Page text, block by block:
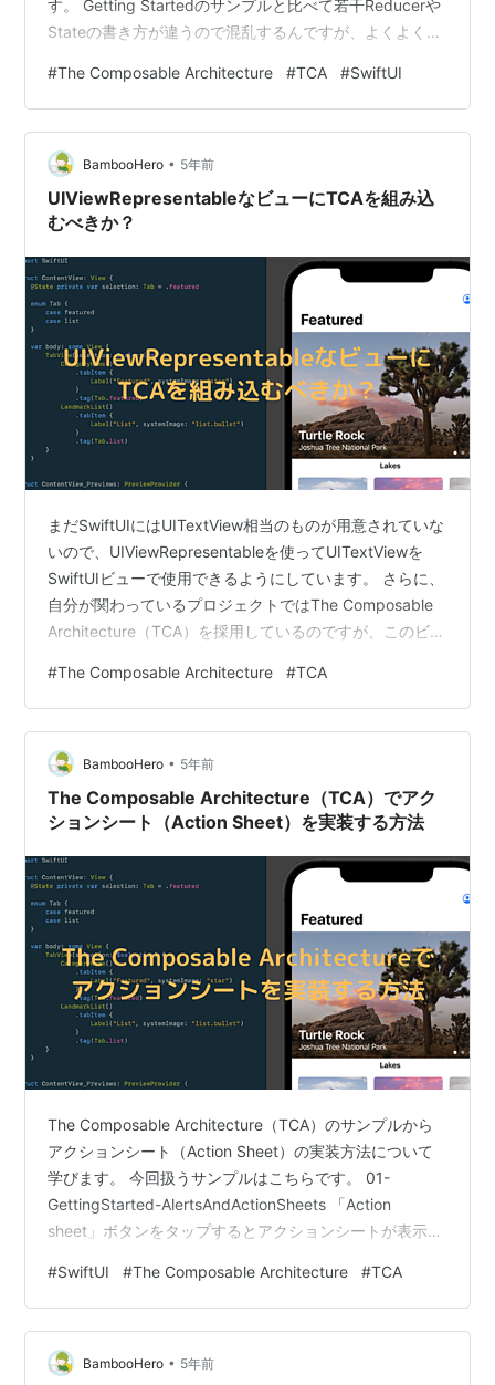
す。 Getting Startedのサンプルと比べて若干Reducerや
Stateの書き方が違うので混乱するんですが、よくよく見
た。 bamboo-hero.com bamboo-hero.com ちょっと個
人的なメモみたいな記事になってしまいますが、要点を
整理してみたので参考にしてみてください。 Favoriting
Componentの構造…
#The Composable Architecture #TCA #SwiftUI
BambooHero • 5年前
UIViewRepresentableなビューにTCAを組み込
むべきか？
まだSwiftUIにはUITextView相当のものが用意されていな
いので、UIViewRepresentableを使ってUITextViewを
SwiftUIビューで使用できるようにしています。 さらに、
自分が関わっているプロジェクトではThe Composable
Architecture（TCA）を採用しているのですが、このビュ
り、@Binding等を使ってピュアSwiftUIビューとするか、
State/Action/Reducerを組み込んでTCAのコンポーネン
トとするかどうかです。 結論から言うと、ピュアSwiftUI
ビューでいくこと…
#The Composable Architecture #TCA
BambooHero • 5年前
The Composable Architecture（TCA）でアク
ションシート（Action Sheet）を実装する方法
The Composable Architecture（TCA）のサンプルから
アクションシート（Action Sheet）の実装方法について
学びます。 今回扱うサンプルはこちらです。 01-
GettingStarted-AlertsAndActionSheets 「Action
sheet」ボタンをタップするとアクションシートが表示さ
し、「Decrement」をタップするとCountの値が1減少し
ます。 なお、同じサンプルコードにあるアラート
（Alert）の実装についてはこちらの記事で解説していま
す。合わせてご覧ください。 bamb…
#SwiftUI #The Composable Architecture #TCA
BambooHero • 5年前